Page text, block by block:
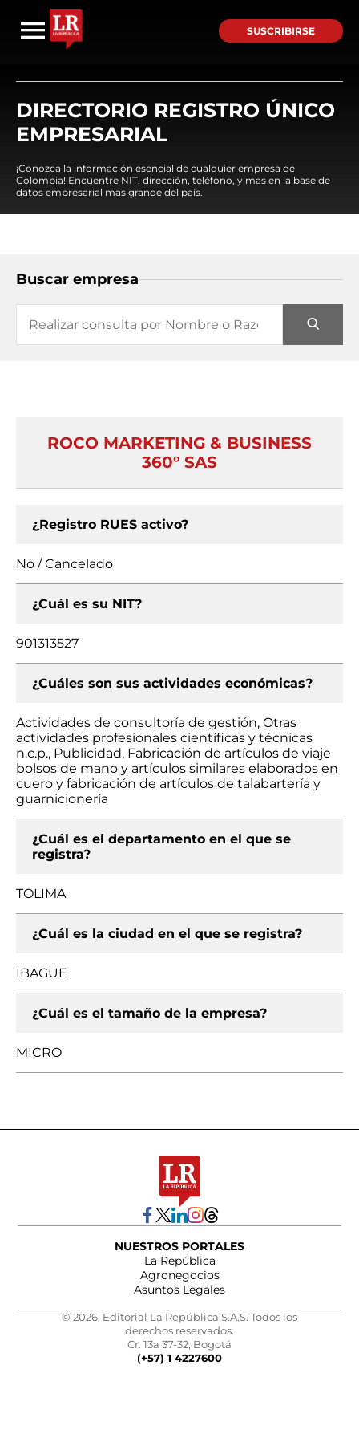
SUSCRIBIRSE
DIRECTORIO REGISTRO ÚNICO
EMPRESARIAL
¡Conozca la información esencial de cualquier empresa de
Colombia! Encuentre NIT, dirección, teléfono, y mas en la base de
datos empresarial mas grande del país.
Buscar empresa
ROCO MARKETING & BUSINESS
360° SAS
¿Registro RUES activo?
No / Cancelado
¿Cuál es su NIT?
901313527
¿Cuáles son sus actividades económicas?
Actividades de consultoría de gestión, Otras
actividades profesionales científicas y técnicas
n.c.p., Publicidad, Fabricación de artículos de viaje
bolsos de mano y artículos similares elaborados en
cuero y fabricación de artículos de talabartería y
guarnicionería
¿Cuál es el departamento en el que se
registra?
TOLIMA
¿Cuál es la ciudad en el que se registra?
IBAGUE
¿Cuál es el tamaño de la empresa?
MICRO
NUESTROS PORTALES
La República
Agronegocios
Asuntos Legales
© 2026, Editorial La República S.A.S. Todos los
derechos reservados.
Cr. 13a 37-32, Bogotá
(+57) 1 4227600